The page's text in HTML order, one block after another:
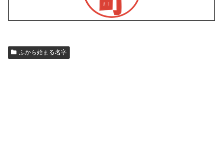
ふから始まる名字